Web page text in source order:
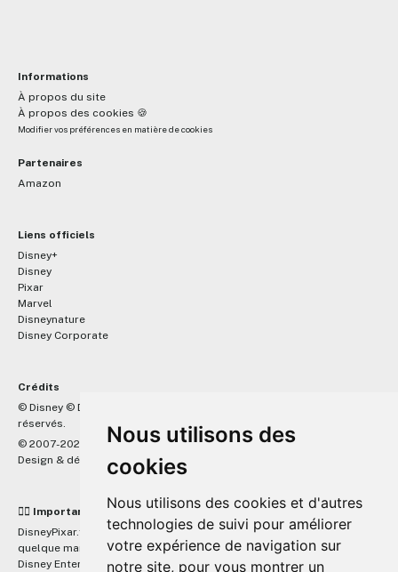
Nous utilisons des
cookies
Nous utilisons des cookies et d'autres
technologies de suivi pour améliorer
votre expérience de navigation sur
notre site, pour vous montrer un
Informations
À propos du site
À propos des cookies 🍪
Modifier vos préférences en matière de cookies
Partenaires
Amazon
Liens officiels
Disney+
Disney
Pixar
Marvel
Disneynature
Disney Corporate
Crédits
© Disney © Disney/Pixar © &
réservés.
© 2007-2026 DisneyPixar.fr
Design & développement :
MonsieurPaul
☝🏼 Important
DisneyPixar.fr est un site indépendant et n'est en aucun cas lié de
quelque manière que ce soit avec The Walt Disney Company, Pixar,
Disney Enterprises, Inc ou leurs dérivés ou associés. Toute demande